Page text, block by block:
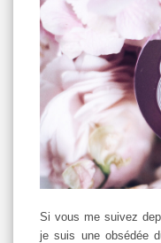
Si vous me suivez
je suis une obsédée